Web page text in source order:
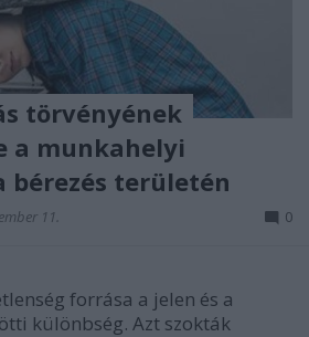
törvényének
a munkahelyi
bérezés területén
11. 0
forrása a jelen és a
különbség. Azt szokták